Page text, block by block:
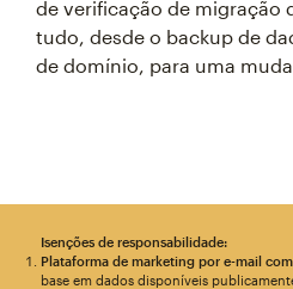
de verificação de migração
tudo, desde o backup de
de domínio, para uma
Isenções de responsabilidade:
Plataforma de marketing por e-mail
base em dados disponíveis